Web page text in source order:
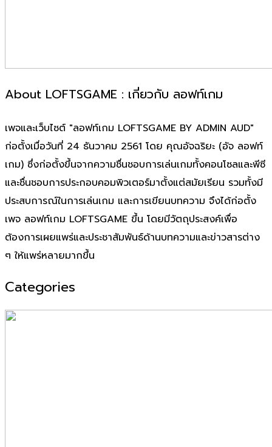
About LOFTSGAME : เกี่ยวกับ ลอฟท์เกม
เพจและเว็บไซต์ "ลอฟท์เกม LOFTSGAME BY ADMIN AUD"
ก่อตั้งเมื่อวันที่ 24 ธันวาคม 2561 โดย คุณอัจฉริยะ (อัจ ลอฟท์
เกม) ซึ่งก่อตั้งขึ้นจากความชื่นชอบการเล่นเกมทั้งคอนโซลและพีซี
และชื่นชอบการประกอบคอมพิวเตอร์มาตั้งแต่สมัยเรียน รวมทั้งมี
ประสบการณ์ในการเล่นเกม และการเขียนบทความ จึงได้ก่อตั้ง
เพจ ลอฟท์เกม LOFTSGAME ขึ้น โดยมีวัตถุประสงค์เพื่อ
ต้องการเผยแพร่และประชาสัมพันธ์ด้านบทความและข่าวสารต่าง
ๆ ให้แพร่หลายมากขึ้น
Categories